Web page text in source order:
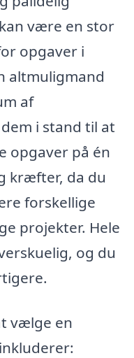
være en stor
opgaver i
altmuligmand
af
i stand til at
opgaver på én
kræfter, da du
forskellige
projekter. Hele
og du
vælge en